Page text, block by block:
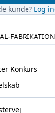
kunde? Log
Konkurs